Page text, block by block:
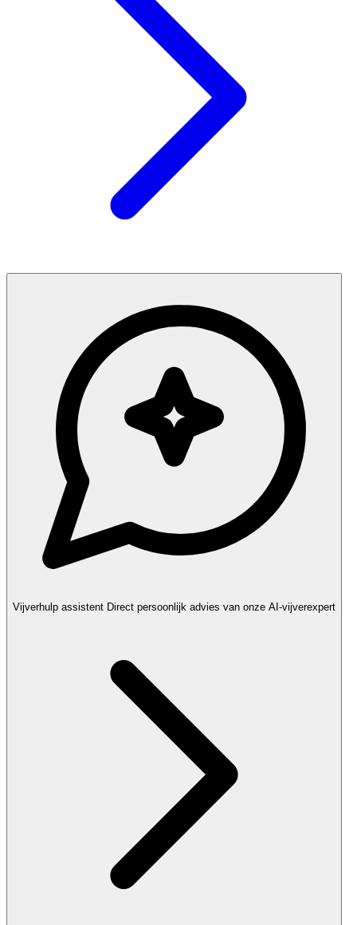
Vijverhulp assistent Direct persoonlijk advies van onze AI-vijverexpert